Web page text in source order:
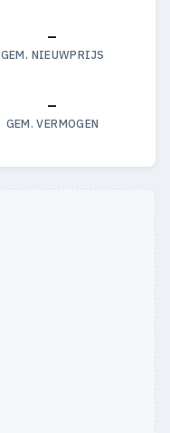
—
GEM. NIEUWPRIJS
—
GEM. VERMOGEN